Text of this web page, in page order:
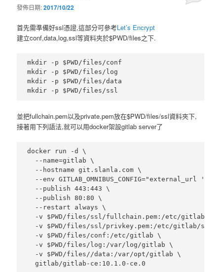
發佈日期:2017/10/22
首先需準備好ssl憑證,這部分可參考Let’s Encrypt
建立conf,data,log,ssl等資料夾於$PWD/files之下.
mkdir -p $PWD/files/conf
mkdir -p $PWD/files/log
mkdir -p $PWD/files/data
並把fullchain.pem以及private.pem放在$PWD/files/ssl資料夾下,
接著用下列語法,就可以用docker架設gitlab server了
docker run -d \
  --name=gitlab \
  --hostname git.slanla.com \
--env GITLAB_OMNIBUS_CONFIG="external_url
  --publish 443:443 \
  --publish 80:80 \
  --restart always \
-v $PWD/files/ssl/fullchain.pem:/etc/gitlab/
-v $PWD/files/ssl/privkey.pem:/etc/gitlab/ssl/
  -v $PWD/files/conf:/etc/gitlab \
  -v $PWD/files/log:/var/log/gitlab \
  -v $PWD/files//data:/var/opt/gitlab \